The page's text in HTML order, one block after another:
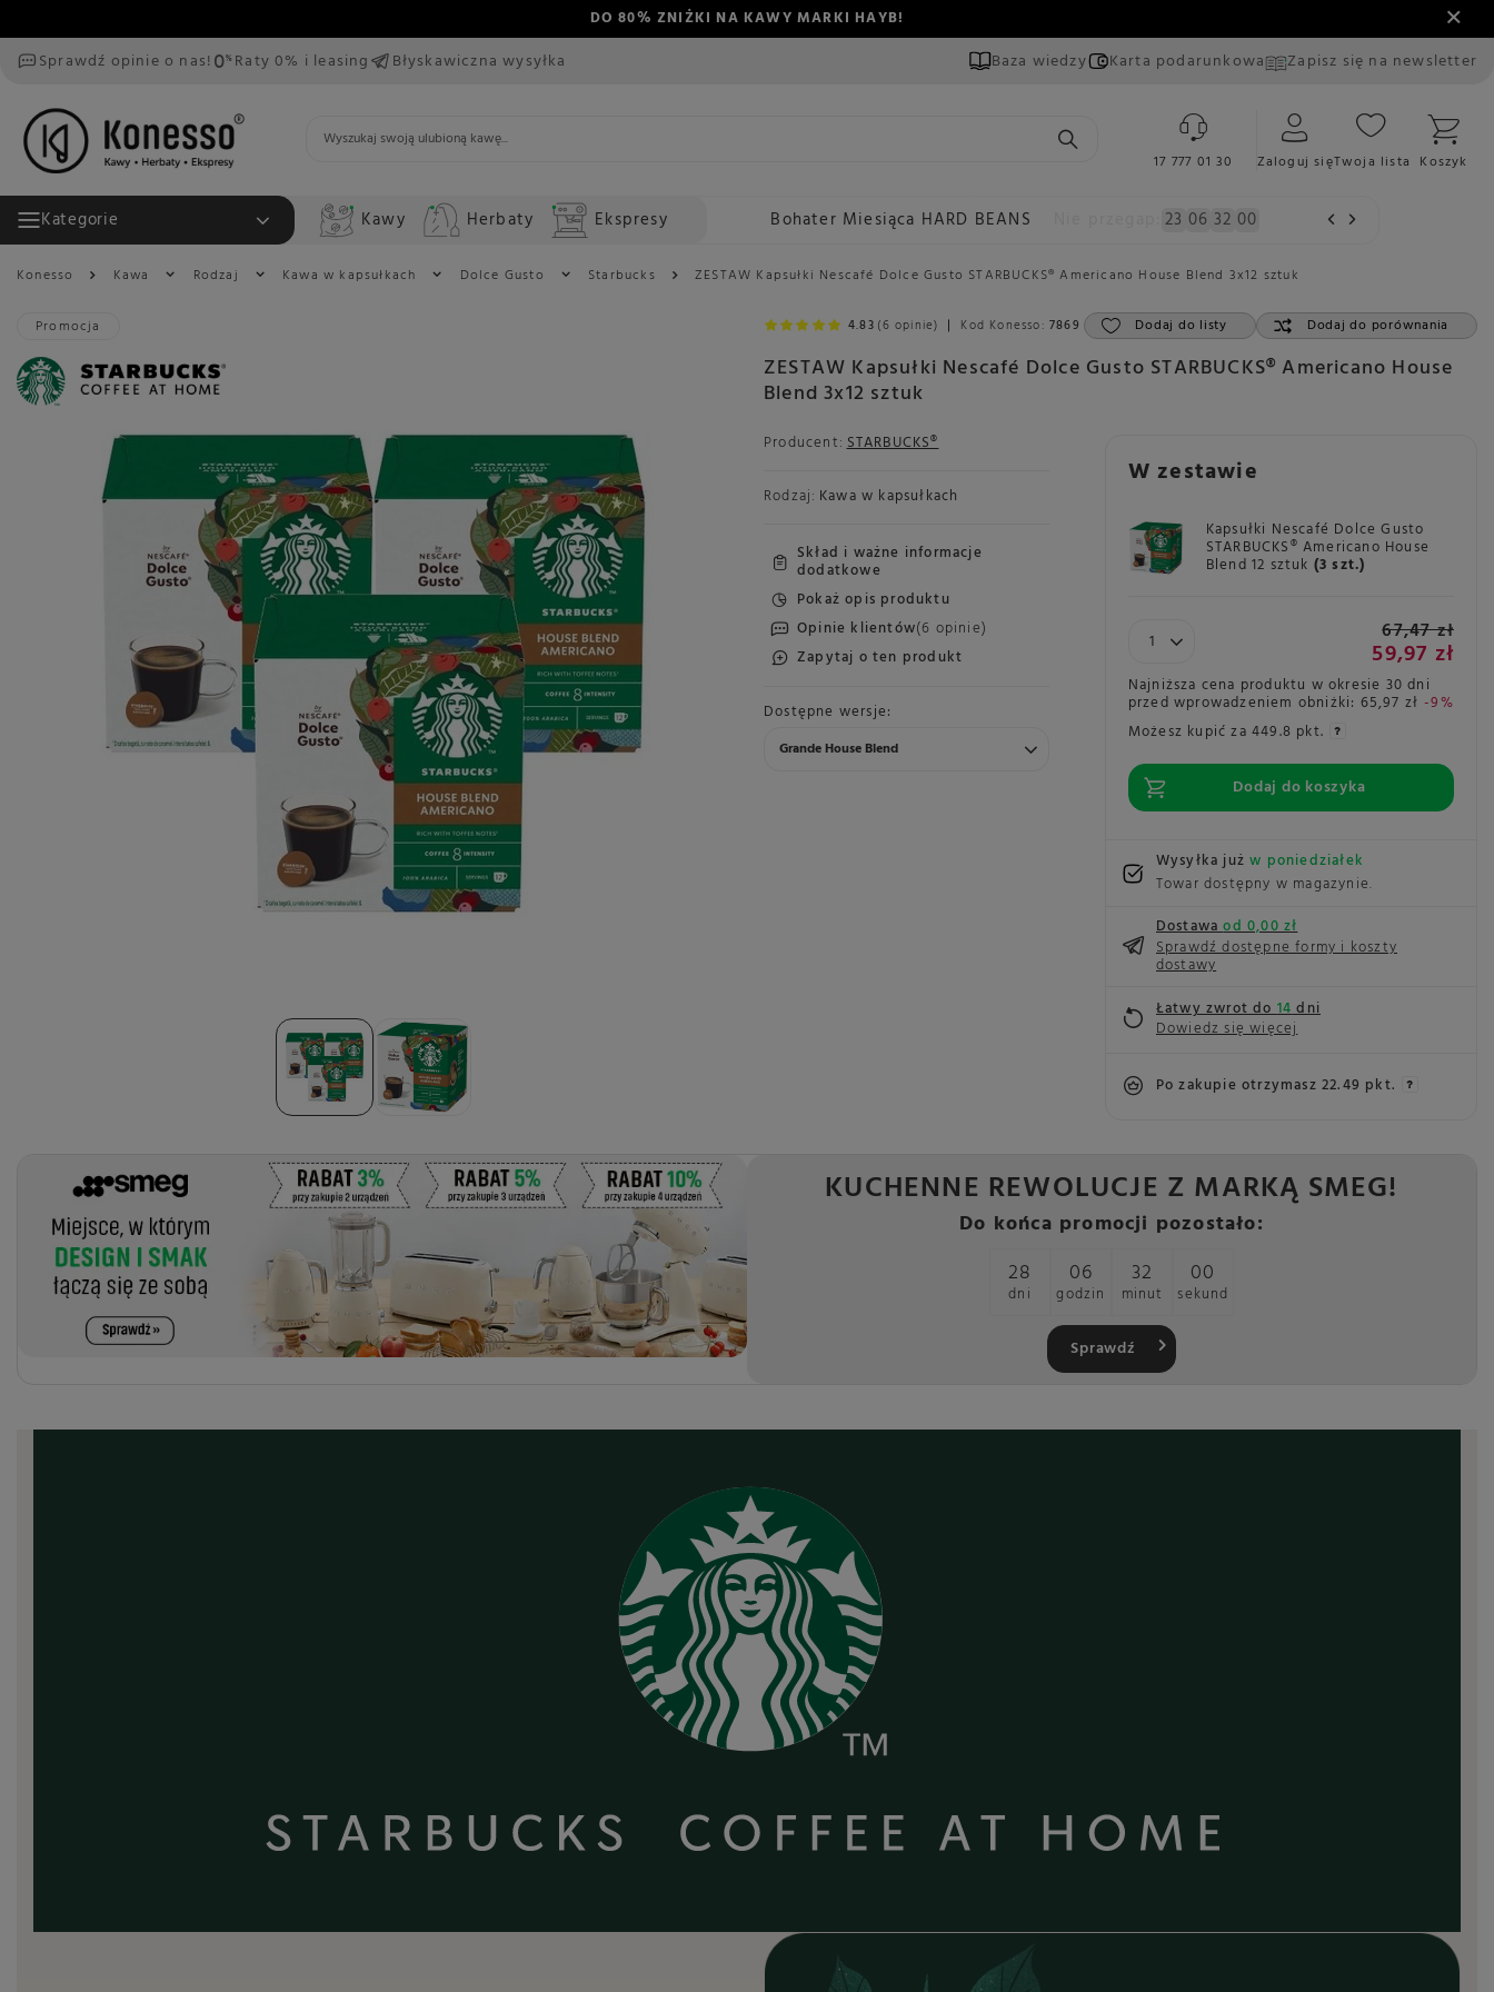
DO 80% ZNIŻKI NA KAWY MARKI HAYB!
Sprawdź opinie o nas!
Raty 0% i leasing Błyskawiczna wysyłka Baza wiedzy Karta podarunkowa Zapisz się na newsletter
17 777 01 30 Zaloguj sięTwoja lista Koszyk
Kategorie Kawy Herbaty Ekspresy Bohater Miesiąca HARD BEANS 23 06 31 59
Konesso Kawa Rodzaj Kawa w kapsułkach Dolce Gusto Starbucks ZESTAW Kapsułki Nescafé Dolce Gusto STARBUCKS® Americano House Blend 3x12 sztuk
Promocja
ZESTAW Kapsułki Nescafé Dolce Gusto STARBUCKS® Americano House
Blend 3x12 sztuk
4.83 (6 opinie) Kod Konesso: 7869 Dodaj do listy Dodaj do porównania
Producent: STARBUCKS®
Rodzaj: Kawa w kapsułkach
Skład i ważne informacje
dodatkowe
Pokaż opis produktu
Opinie klientów(6 opinie)
Zapytaj o ten produkt
Dostępne wersje
Grande House Blend
W zestawie
Kapsułki Nescafé Dolce Gusto
STARBUCKS® Americano House
Blend 12 sztuk (3 szt.)
67,47 zł
59,97 zł
Najniższa cena produktu w okresie 30 dni
przed wprowadzeniem obniżki: 65,97 zł -9%
Możesz kupić za 449.8 pkt.
Dodaj do koszyka
Wysyłka jużw poniedziałek
Towar dostępny w magazynie
Dostawaod 0,00 zł
Sprawdź dostępne formy i koszty
dostawy
Łatwy zwrot do14dni
Dowiedz się więcej
Po zakupie otrzymasz 22.49 pkt.
KUCHENNE REWOLUCJE Z MARKĄ SMEG!
Do końca promocji pozostało:
28
dni
06
godzin
31
minut
59
sekund
Sprawdź